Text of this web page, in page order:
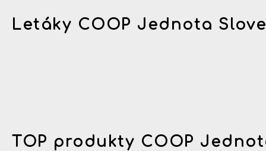
Letáky COOP Jednota
TOP produkty COOP